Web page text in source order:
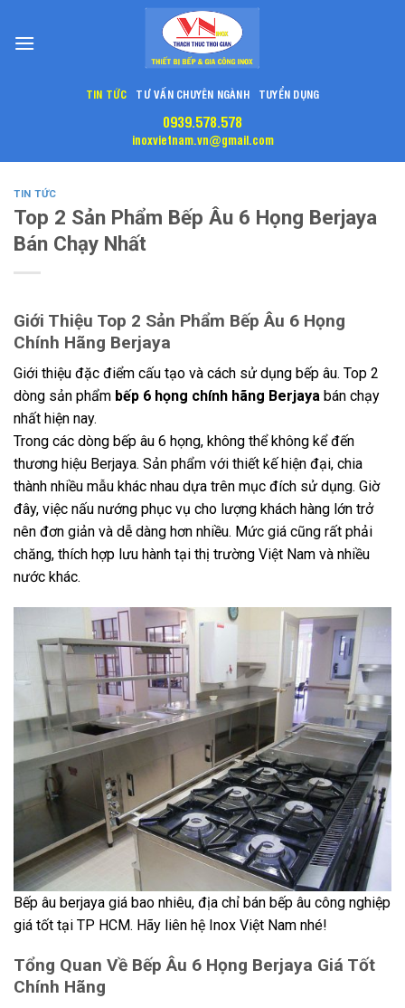
content
TIN TỨC TƯ VẤN CHUYÊN NGÀNH TUYỂN DỤNG
0939.578.578
inoxvietnam.vn@gmail.com
TIN TỨC
Top 2 Sản Phẩm Bếp Âu 6 Họng Berjaya
Bán Chạy Nhất
Giới Thiệu Top 2 Sản Phẩm Bếp Âu 6 Họng
Chính Hãng Berjaya
Giới thiệu đặc điểm cấu tạo và cách sử dụng bếp âu. Top 2
dòng sản phẩm bếp 6 họng chính hãng Berjaya bán chạy
nhất hiện nay.
Trong các dòng bếp âu 6 họng, không thể không kể đến
thương hiệu Berjaya. Sản phẩm với thiết kế hiện đại, chia
thành nhiều mẫu khác nhau dựa trên mục đích sử dụng. Giờ
đây, việc nấu nướng phục vụ cho lượng khách hàng lớn trở
nên đơn giản và dễ dàng hơn nhiều. Mức giá cũng rất phải
chăng, thích hợp lưu hành tại thị trường Việt Nam và nhiều
nước khác.
Bếp âu berjaya giá bao nhiêu, địa chỉ bán bếp âu công nghiệp
giá tốt tại TP HCM. Hãy liên hệ Inox Việt Nam nhé!
Tổng Quan Về Bếp Âu 6 Họng Berjaya Giá Tốt
Chính Hãng